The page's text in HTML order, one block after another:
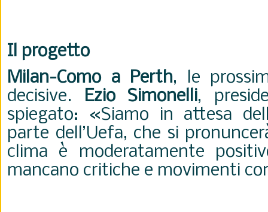
Il progetto
Milan-Como a Perth, le
decisive. Ezio Simonelli,
spiegato: «Siamo in attesa
parte dell’Uefa, che si
clima è moderatamente
mancano critiche e movimenti